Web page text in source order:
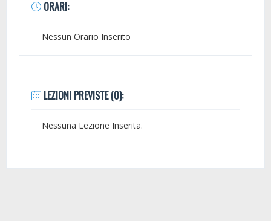
ORARI:
Nessun Orario Inserito
LEZIONI PREVISTE (0):
Nessuna Lezione Inserita.